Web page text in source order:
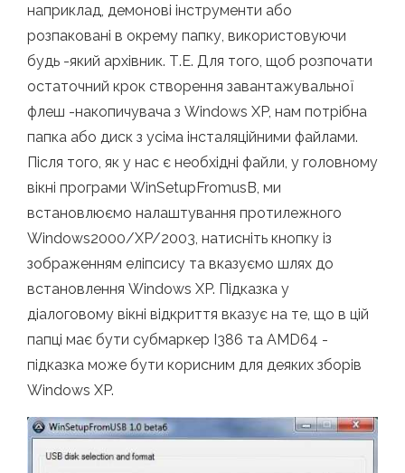
наприклад, демонові інструменти або
розпаковані в окрему папку, використовуючи
будь -який архівник. Т.Е. Для того, щоб розпочати
остаточний крок створення завантажувальної
флеш -накопичувача з Windows XP, нам потрібна
папка або диск з усіма інсталяційними файлами.
Після того, як у нас є необхідні файли, у головному
вікні програми WinSetupFromusB, ми
встановлюємо налаштування протилежного
Windows2000/XP/2003, натисніть кнопку із
зображенням еліпсису та вказуємо шлях до
встановлення Windows XP. Підказка у
діалоговому вікні відкриття вказує на те, що в цій
папці має бути субмаркер I386 та AMD64 -
підказка може бути корисним для деяких зборів
Windows XP.